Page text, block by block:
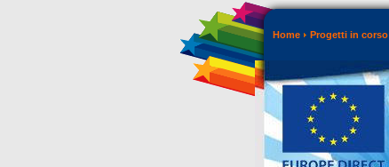
Home Progetti in corso